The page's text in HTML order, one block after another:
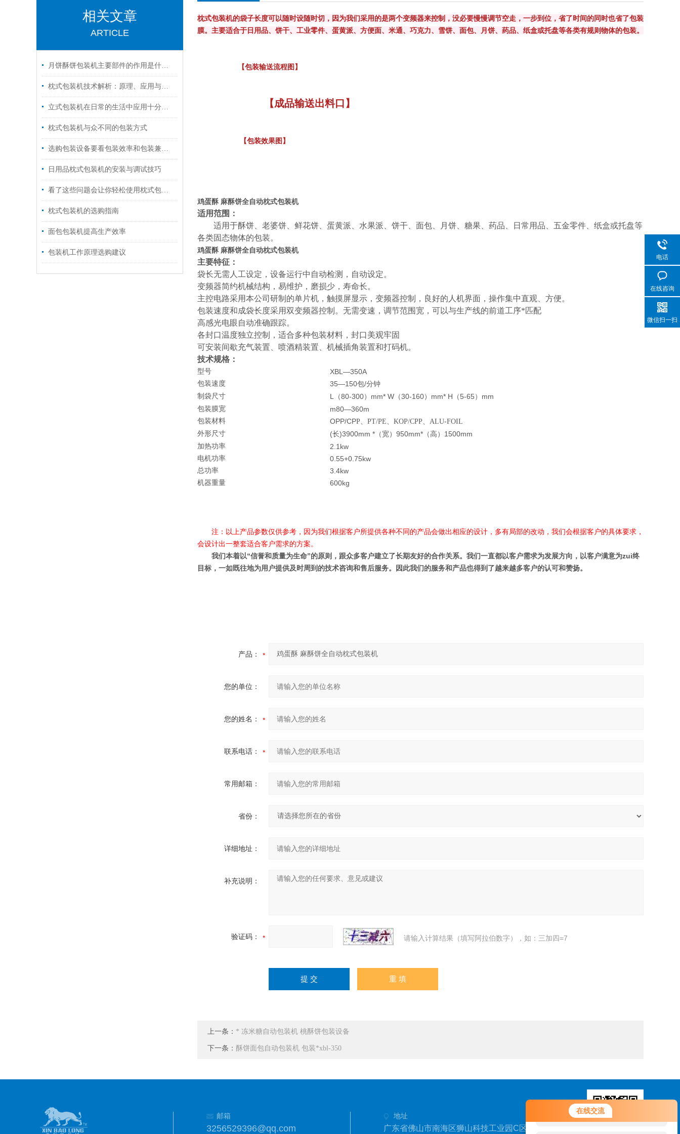
在线交流
您好！欢迎前来咨询，很高兴为您
服务，请问您要咨询什么问题呢？
相关文章
ARTICLE
月饼酥饼包装机主要部件的作用是什么呢
枕式包装机技术解析：原理、应用与选购指南
立式包装机在日常的生活中应用十分的广泛
枕式包装机与众不同的包装方式
选购包装设备要看包装效率和包装兼容性
日用品枕式包装机的安装与调试技巧
看了这些问题会让你轻松使用枕式包装机
枕式包装机的选购指南
面包包装机提高生产效率
包装机工作原理选购建议
枕式包装机的袋子长度可以随时设随时切，因为我们采用的是两个变频器来控制，没必要慢慢调节空走，一步到位，省了时间的同时也省了包装
膜。主要适合于日用品、饼干、工业零件、蛋黄派、方便面、米通、巧克力、雪饼、面包、月饼、药品、纸盒或托盘等各类有规则物体的包装。
【包装输送流程图】
【成品输送出料口】
【包装效果图】
鸡蛋酥 麻酥饼全自动枕式包装机
适用范围：
适用于酥饼、老婆饼、鲜花饼、蛋黄派、水果派、饼干、面包、月饼、糖果、药品、日常用品、五金零件、纸盒或托盘等
各类固态物体的包装。
鸡蛋酥 麻酥饼全自动枕式包装机
主要特征：
袋长无需人工设定，设备运行中自动检测，自动设定。
变频器简约机械结构，易维护，磨损少，寿命长。
主控电路采用本公司研制的单片机，触摸屏显示，变频器控制，良好的人机界面，操作集中直观、方便。
包装速度和成袋长度采用双变频器控制。无需变速，调节范围宽，可以与生产线的前道工序*匹配
高感光电眼自动准确跟踪。
各封口温度独立控制，适合多种包装材料，封口美观牢固
可安装间歇充气装置、喷酒精装置、机械插角装置和打码机。
技术规格：
型号 XBL—350A
包装速度 35—150包/分钟
制袋尺寸
L （80-300） mm* W （30-160） mm* H （5-65 ） mm
包装膜宽 m80—360m
包装材料 OPP/CPP、PT/PE、KOP/CPP、ALU-FOIL
外形尺寸
(长)3900mm * （宽） 950mm* （高） 1500mm
加热功率 2.1kw
电机功率 0.55+0.75kw
总功率 3.4kw
机器重量 600kg
注：以上产品参数仅供参考，因为我们根据客户所提供各种不同的产品会做出相应的设计，多有局部的改动，我们会根据客户的具体要求，
会设计出一整套适合客户需求的方案。
我们本着以“信誉和质量为生命”的原则，跟众多客户建立了长期友好的合作关系。我们一直都以客户需求为发展方向，以客户满意为zui终
目标，一如既往地为用户提供及时周到的技术咨询和售后服务。因此我们的服务和产品也得到了越来越多客户的认可和赞扬。
产品：
您的单位：
您的姓名：
联系电话：
常用邮箱：
省份：
详细地址：
补充说明：
验证码： 请输入计算结果（填写阿拉伯数字），如：三加四=7
上一条： * 冻米糖自动包装机 桃酥饼包装设备
下一条： 酥饼面包自动包装机 包装*xbl-350
邮箱
3256529396@qq.com
地址
广东省佛山市南海区狮山科技工业园C区兴
电话
在线咨询
微信扫一扫